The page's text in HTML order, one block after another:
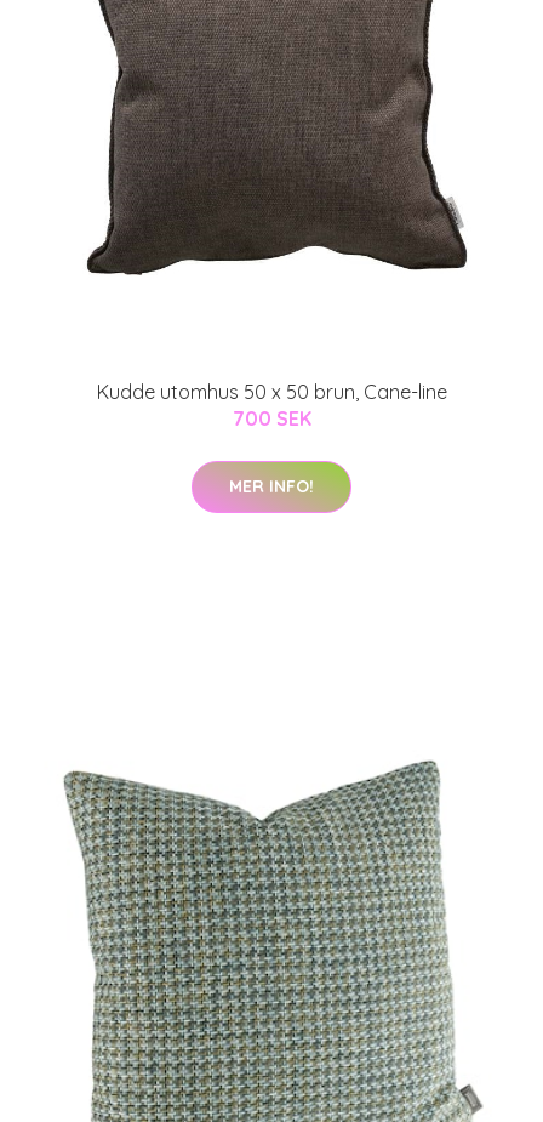
Kudde utomhus 50 x 50 brun, Cane-line
700 SEK
MER INFO!